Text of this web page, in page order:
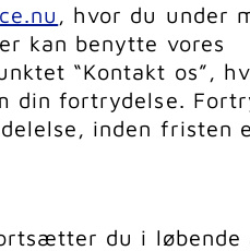
, hvor du under
kan benytte vores
“Kontakt os”,
din fortrydelse.
inden fristen
du i løbende